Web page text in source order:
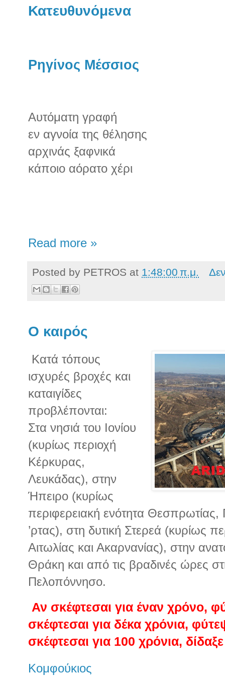
Κατευθυνόμενα
Ρηγίνος Μέσσιος
Αυτόματη γραφή
εν αγνοία της θέλησης
αρχινάς ξαφνικά
κάποιο αόρατο χέρι
Read more »
Posted by PETROS at 1:48:00 π.μ.
Ο καιρός
Κατά τόπους
ισχυρές βροχές και
καταιγίδες
προβλέπονται:
Στα νησιά του Ιονίου
(κυρίως περιοχή
Κέρκυρας,
Λευκάδας), στην
Ήπειρο (κυρίως
περιφερειακή ενότητα Θεσπρωτίας,
’ρτας), στη δυτική Στερεά (κυρίως
Αιτωλίας και Ακαρνανίας), στην
Θράκη και από τις βραδινές ώρες
Πελοπόννησο.
Αν σκέφτεσαι για έναν χρόνο,
σκέφτεσαι για δέκα χρόνια,
σκέφτεσαι για 100 χρόνια,
Κομφούκιος